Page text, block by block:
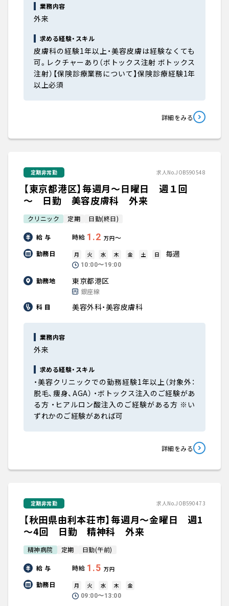
業務内容
外来
求める経験・スキル
皮膚科の経験1年以上・美容皮膚は経験なくても
可。レクチャーあり（ボトックス注射 ボトックス
注射）【保険診療業務について】保険診療経験1年
以上必須
詳細をみる
定期非常勤 求人No.JOB590548
【東京都港区】毎週月～日曜日 週１回
～ 日勤 美容皮膚科 外来
クリニック 定期 日勤(終日)
給 与 時給 1.2 万円〜
勤務日
月 火 水 木 金 土 日 毎週
10:00〜19:00
勤務地 東京都港区
銀座線
科 目
美容外科・美容皮膚科
業務内容
外来
求める経験・スキル
・美容クリニックでの勤務経験1年以上（対象外：
脱毛、痩身、AGA） ・ボトックス注入のご経験があ
る方 ・ヒアルロン酸注入のご経験がある方 ※い
ずれかのご経験があれば可
詳細をみる
定期非常勤 求人No.JOB590473
【秋田県由利本荘市】毎週月～金曜日 週1
～4回 日勤 精神科 外来
精神病院 定期 日勤(午前)
給 与 時給 1.5 万円
勤務日 月 火 水 木 金
09:00〜13:00